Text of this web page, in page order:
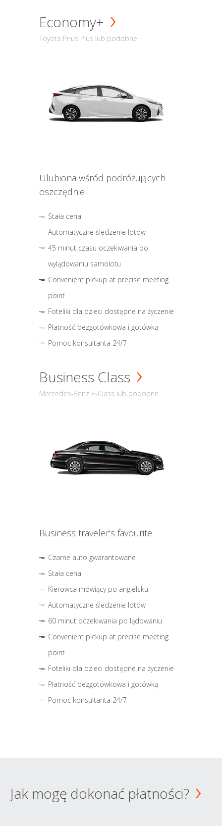
Economy+
Toyota Prius Plus lub podobne
Ulubiona wśród podróżujących
oszczędnie
Stała cena
Automatyczne śledzenie lotów
45 minut czasu oczekiwania po
wylądowaniu samolotu
Convenient pickup at precise meeting
point
Foteliki dla dzieci dostępne na życzenie
Płatność bezgotówkowa i gotówką
Pomoc konsultanta 24/7
Business Class
Mercedes-Benz E-Class lub podobne
Business traveler's favourite
Czarne auto gwarantowane
Stała cena
Kierowca mówiący po angielsku
Automatyczne śledzenie lotów
60 minut oczekiwania po lądowaniu
Convenient pickup at precise meeting
point
Foteliki dla dzieci dostępne na życzenie
Płatność bezgotówkowa i gotówką
Pomoc konsultanta 24/7
Jak mogę dokonać płatności?